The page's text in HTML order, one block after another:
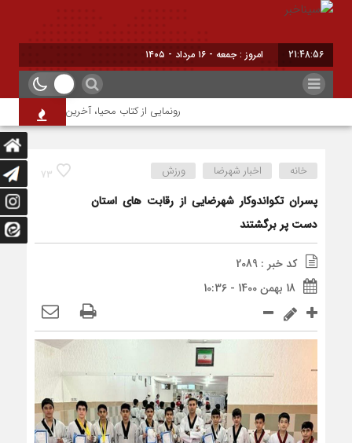
21:48:56 امروز : جمعه - ۱۶ مرداد - ۱۴۰۵
رونمایی از کتاب محیا، آخرین اثر نویسنده
73 خانه اخبار شهرضا ورزش
پسران تکواندوکار شهرضایی از رقابت های استان
دست پر برگشتند
کد خبر : 2089
18 بهمن 1400 - 10:36